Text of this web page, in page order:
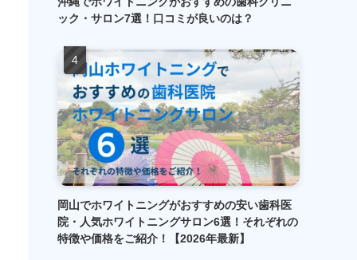
ック・サロン7選！口コミが良いのは？
岡山でホワイトニングがおすすめの安い歯科医
院・人気ホワイトニングサロン6選！それぞれの
特徴や価格をご紹介！【2026年最新】